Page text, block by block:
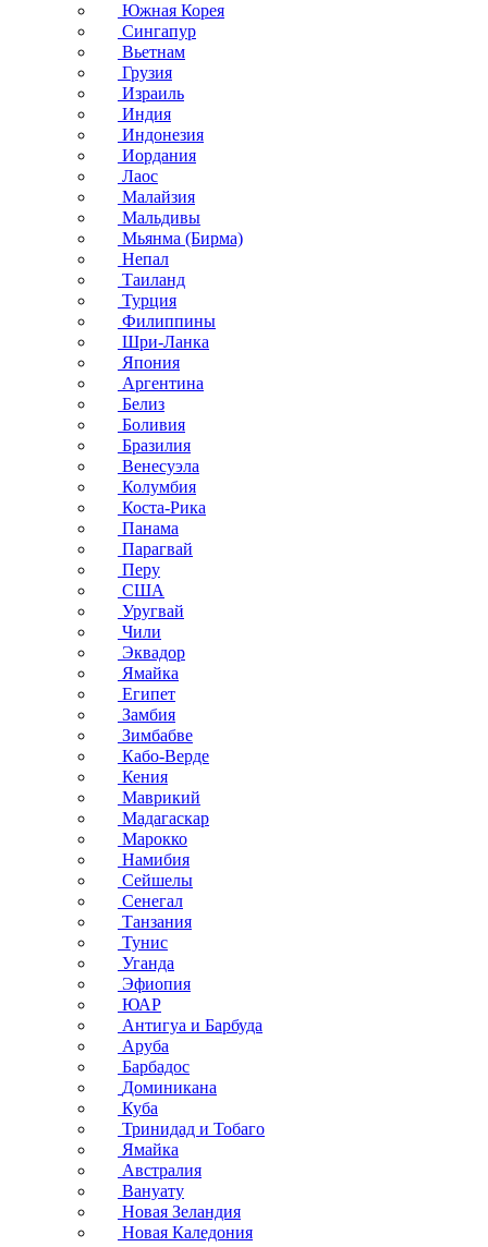
Южная Корея
Сингапур
Вьетнам
Грузия
Израиль
Индия
Индонезия
Иордания
Лаос
Малайзия
Мальдивы
Мьянма (Бирма)
Непал
Таиланд
Турция
Филиппины
Шри-Ланка
Япония
Аргентина
Белиз
Боливия
Бразилия
Венесуэла
Колумбия
Коста-Рика
Панама
Парагвай
Перу
США
Уругвай
Чили
Эквадор
Ямайка
Египет
Замбия
Зимбабве
Кабо-Верде
Кения
Маврикий
Мадагаскар
Марокко
Намибия
Сейшелы
Сенегал
Танзания
Тунис
Уганда
Эфиопия
ЮАР
Антигуа и Барбуда
Аруба
Барбадос
Доминикана
Куба
Тринидад и Тобаго
Ямайка
Австралия
Вануату
Новая Зеландия
Новая Каледония